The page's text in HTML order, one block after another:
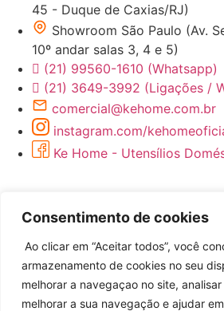
Consentimento de cookies
Ao clicar em “Aceitar todos”, você
armazenamento de cookies no seu
melhorar a navegaçao no site,
melhorar a sua navegação e ajudar
45 - Duque de Caxias/RJ)
Showroom São Paulo (Av.
10º andar salas 3, 4 e 5)
(21) 99560-1610 (Whatsapp)
(21) 3649-3992 (Ligações /
comercial@kehome.com.br
instagram.com/
Ke Home - Utensílios
Desenvolvido por